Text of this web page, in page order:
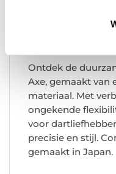
mm (zonder
Ontdek de
Axe, gemaakt van
materiaal. Met
ongekende
voor
precisie en stijl.
gemaakt in Japan.